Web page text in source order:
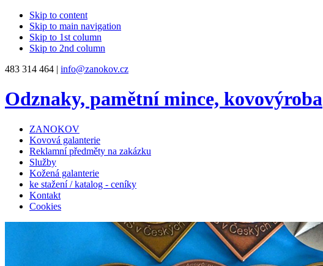
Skip to content
Skip to main navigation
Skip to 1st column
Skip to 2nd column
483 314 464 | info@zanokov.cz
Odznaky, pamětní mince, kovovýroba
ZANOKOV
Kovová galanterie
Reklamní předměty na zakázku
Služby
Kožená galanterie
ke stažení / katalog - ceníky
Kontakt
Cookies